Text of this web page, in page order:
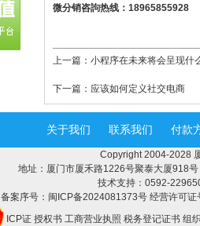
微分销咨訽热线：18965855928
上一篇： 小程序在未来将会呈现什
下一篇： 应该如何定义社交电商
关于我们 联系我们 付款
Copyright 2004-2028
地址：厦门市厦禾路1226号聚泰大厦918
技术支持：0592-
备案序号：闽ICP备2024081373号 经营许可
ICP证 授权书 工商营业执照 税务登记证书 组